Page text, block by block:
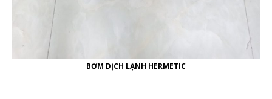
BƠM DỊCH LẠNH HERMETIC